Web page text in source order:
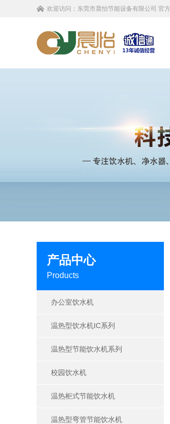
欢迎访问： 东莞市晨怡节能设备有限公司 官
产品中心
Products
办公室饮水机
温热型饮水机IC系列
温热型节能饮水机系列
校园饮水机
温热柜式节能饮水机
温热型弯管节能饮水机